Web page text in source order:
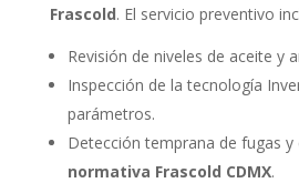
Frascold. El servicio preventivo
Revisión de niveles de aceite y
Inspección de la tecnología
parámetros.
Detección temprana de fugas
normativa Frascold CDMX.